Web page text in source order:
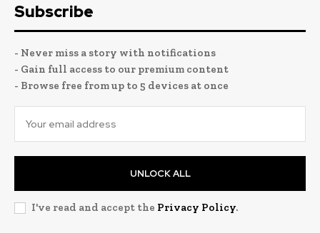
Subscribe
- Never miss a story with notifications
- Gain full access to our premium content
- Browse free from up to 5 devices at once
UNLOCK ALL
I've read and accept the Privacy Policy.